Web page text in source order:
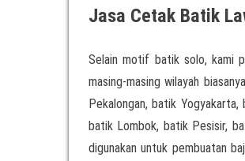
Jasa Cetak Batik
Selain motif batik solo, kami
masing-masing wilayah
Pekalongan, batik
batik Lombok, batik Pesisir,
digunakan untuk pembuatan